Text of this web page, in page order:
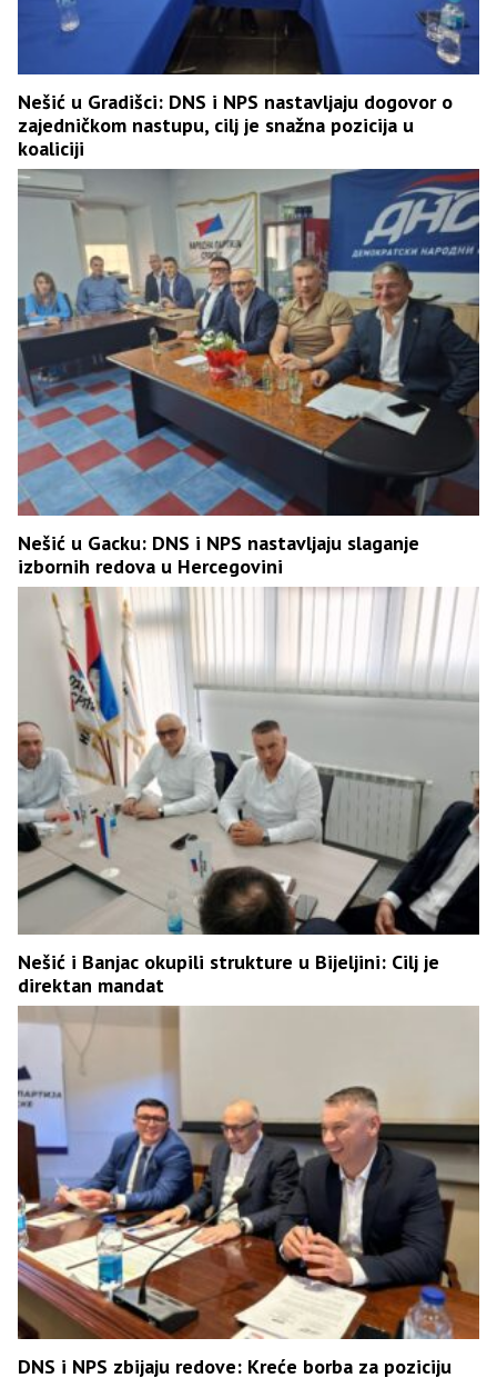
Nešić u Gradišci: DNS i NPS nastavljaju dogovor o
zajedničkom nastupu, cilj je snažna pozicija u
koaliciji
Nešić u Gacku: DNS i NPS nastavljaju slaganje
izbornih redova u Hercegovini
Nešić i Banjac okupili strukture u Bijeljini: Cilj je
direktan mandat
DNS i NPS zbijaju redove: Kreće borba za poziciju